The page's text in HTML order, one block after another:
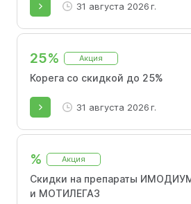
31 августа 2026 г.
25% Акция
Корега со скидкой до 25%
31 августа 2026 г.
% Акция
Скидки на препараты
и МОТИЛЕГАЗ